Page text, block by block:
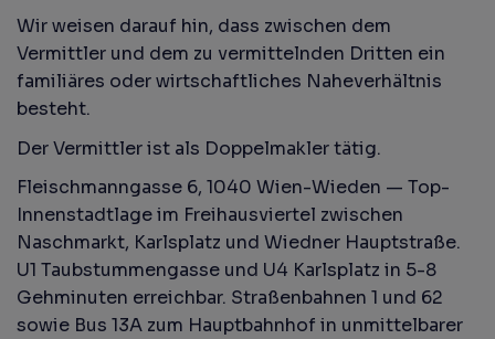
Wir weisen darauf hin, dass zwischen dem
Vermittler und dem zu vermittelnden Dritten ein
familiäres oder wirtschaftliches Naheverhältnis
besteht.
Der Vermittler ist als Doppelmakler tätig.
Fleischmanngasse 6, 1040 Wien-Wieden — Top-
Innenstadtlage im Freihausviertel zwischen
Naschmarkt, Karlsplatz und Wiedner Hauptstraße.
U1 Taubstummengasse und U4 Karlsplatz in 5-8
Gehminuten erreichbar. Straßenbahnen 1 und 62
sowie Bus 13A zum Hauptbahnhof in unmittelbarer